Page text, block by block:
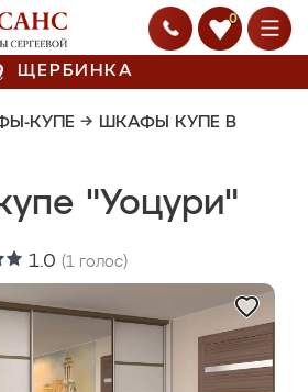
0
ЩЕРБИНКА
КУПЕ → ШКАФЫ КУПЕ В
"Уоцури"
1.0 (1 голос)